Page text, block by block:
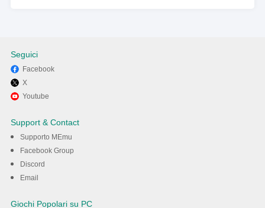
Seguici
Facebook
X
Youtube
Support & Contact
Supporto MEmu
Facebook Group
Discord
Email
Giochi Popolari su PC